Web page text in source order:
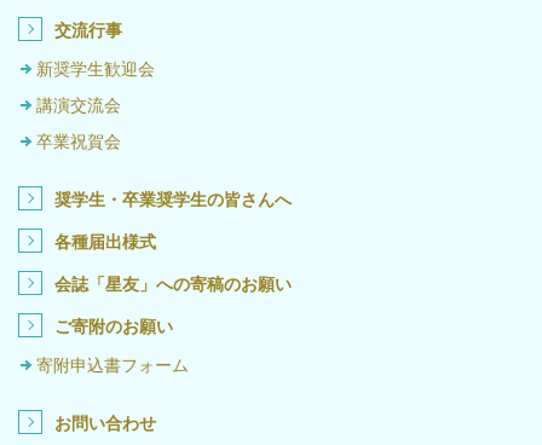
交流行事
新奨学生歓迎会
講演交流会
卒業祝賀会
奨学生・卒業奨学生の皆さんへ
各種届出様式
会誌「星友」への寄稿のお願い
ご寄附のお願い
寄附申込書フォーム
お問い合わせ